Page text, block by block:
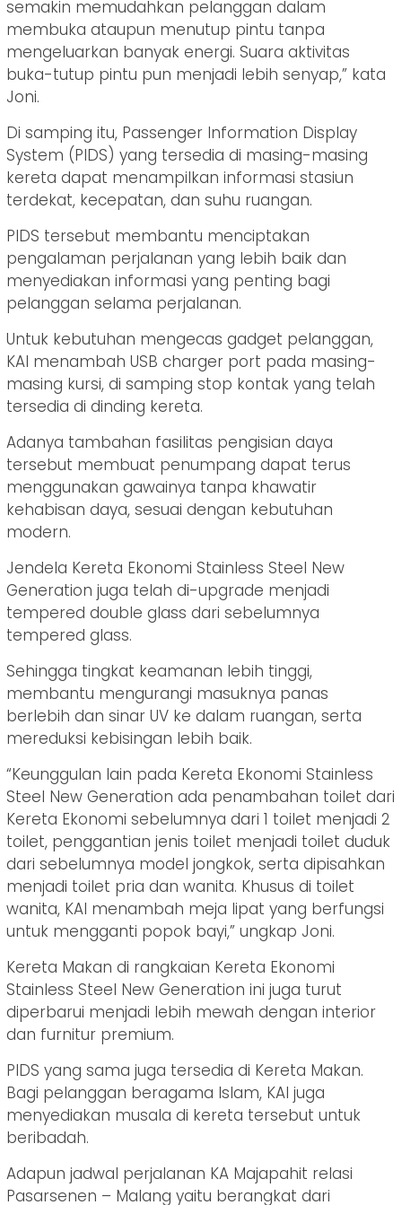
semakin memudahkan pelanggan dalam
membuka ataupun menutup pintu tanpa
mengeluarkan banyak energi. Suara aktivitas
buka-tutup pintu pun menjadi lebih senyap,” kata
Joni.
Di samping itu, Passenger Information Display
System (PIDS) yang tersedia di masing-masing
kereta dapat menampilkan informasi stasiun
terdekat, kecepatan, dan suhu ruangan.
PIDS tersebut membantu menciptakan
pengalaman perjalanan yang lebih baik dan
menyediakan informasi yang penting bagi
pelanggan selama perjalanan.
Untuk kebutuhan mengecas gadget pelanggan,
KAI menambah USB charger port pada masing-
masing kursi, di samping stop kontak yang telah
tersedia di dinding kereta.
Adanya tambahan fasilitas pengisian daya
tersebut membuat penumpang dapat terus
menggunakan gawainya tanpa khawatir
kehabisan daya, sesuai dengan kebutuhan
modern.
Jendela Kereta Ekonomi Stainless Steel New
Generation juga telah di-upgrade menjadi
tempered double glass dari sebelumnya
tempered glass.
Sehingga tingkat keamanan lebih tinggi,
membantu mengurangi masuknya panas
berlebih dan sinar UV ke dalam ruangan, serta
mereduksi kebisingan lebih baik.
“Keunggulan lain pada Kereta Ekonomi Stainless
Steel New Generation ada penambahan toilet dari
Kereta Ekonomi sebelumnya dari 1 toilet menjadi 2
toilet, penggantian jenis toilet menjadi toilet duduk
dari sebelumnya model jongkok, serta dipisahkan
menjadi toilet pria dan wanita. Khusus di toilet
wanita, KAI menambah meja lipat yang berfungsi
untuk mengganti popok bayi,” ungkap Joni.
Kereta Makan di rangkaian Kereta Ekonomi
Stainless Steel New Generation ini juga turut
diperbarui menjadi lebih mewah dengan interior
dan furnitur premium.
PIDS yang sama juga tersedia di Kereta Makan.
Bagi pelanggan beragama Islam, KAI juga
menyediakan musala di kereta tersebut untuk
beribadah.
Adapun jadwal perjalanan KA Majapahit relasi
Pasarsenen – Malang yaitu berangkat dari